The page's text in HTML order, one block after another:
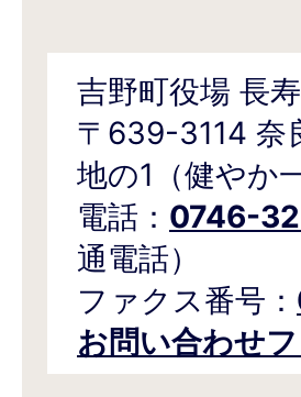
吉野町役場 長
〒639-3114 奈
地の1（健やか
電話： 0746-
通電話）
ファクス番号：
お問い合わせ